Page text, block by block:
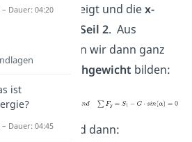
Seil 1
zeigt und diex-
entgegen Seil 2. Aus
können wir dann ganz
das
Gleichgewicht bilden:
Seilkräfte sind dann:
Dauer: 04:20
ist
– Dauer: 04:45